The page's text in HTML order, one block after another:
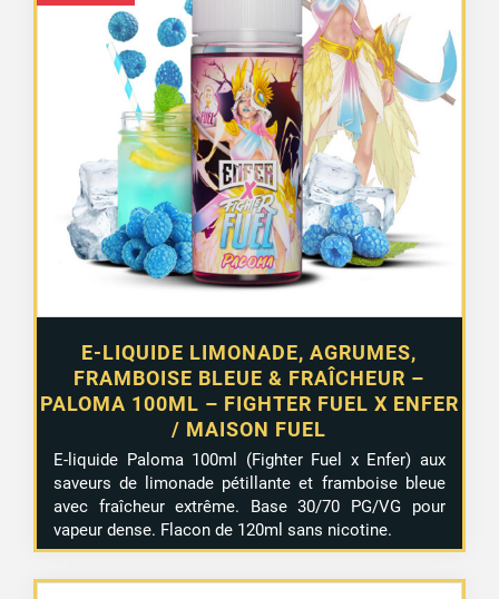
E-LIQUIDE LIMONADE, AGRUMES,
FRAMBOISE BLEUE & FRAÎCHEUR –
PALOMA 100ML – FIGHTER FUEL X ENFER
/ MAISON FUEL
E-liquide Paloma 100ml (Fighter Fuel x Enfer) aux
saveurs de limonade pétillante et framboise bleue
avec fraîcheur extrême. Base 30/70 PG/VG pour
vapeur dense. Flacon de 120ml sans nicotine.